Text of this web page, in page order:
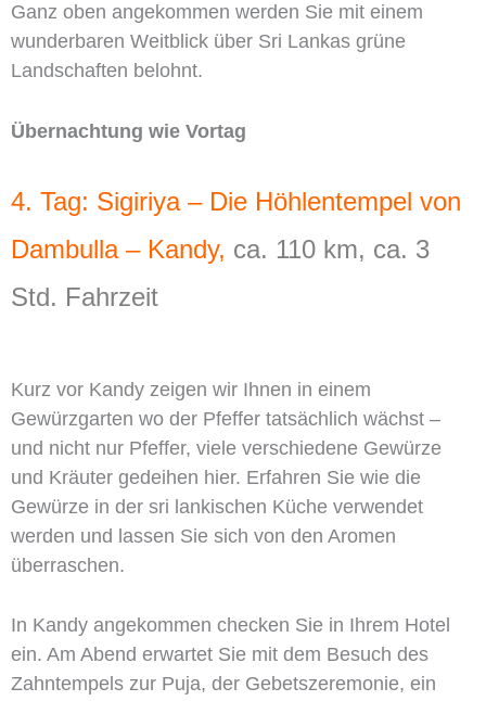
Ganz oben angekommen werden Sie mit einem
wunderbaren Weitblick über Sri Lankas grüne
Landschaften belohnt.
Übernachtung wie Vortag
4. Tag: Sigiriya – Die Höhlentempel von
Dambulla – Kandy, ca. 110 km, ca. 3
Std. Fahrzeit
Kurz vor Kandy zeigen wir Ihnen in einem
Gewürzgarten wo der Pfeffer tatsächlich wächst –
und nicht nur Pfeffer, viele verschiedene Gewürze
und Kräuter gedeihen hier. Erfahren Sie wie die
Gewürze in der sri lankischen Küche verwendet
werden und lassen Sie sich von den Aromen
überraschen.
In Kandy angekommen checken Sie in Ihrem Hotel
ein. Am Abend erwartet Sie mit dem Besuch des
Zahntempels zur Puja, der Gebetszeremonie, ein